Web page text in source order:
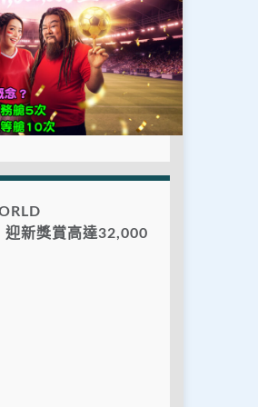
迎新獎賞高達32,000